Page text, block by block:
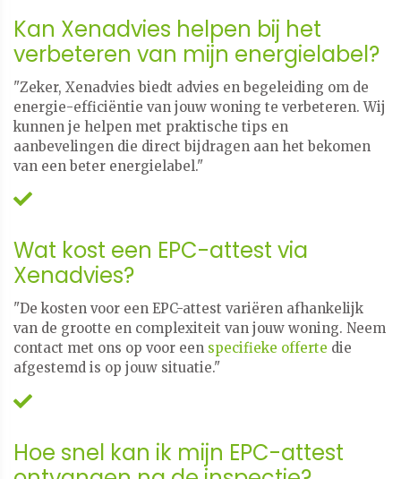
Kan Xenadvies helpen bij het
verbeteren van mijn energielabel?
"Zeker, Xenadvies biedt advies en begeleiding om de
energie-efficiëntie van jouw woning te verbeteren. Wij
kunnen je helpen met praktische tips en
aanbevelingen die direct bijdragen aan het bekomen
van een beter energielabel."
Wat kost een EPC-attest via
Xenadvies?
"De kosten voor een EPC-attest variëren afhankelijk
van de grootte en complexiteit van jouw woning. Neem
contact met ons op voor een specifieke offerte die
afgestemd is op jouw situatie."
Hoe snel kan ik mijn EPC-attest